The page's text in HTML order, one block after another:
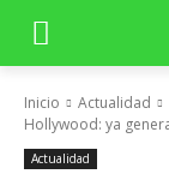
Inicio Actualidad
Hollywood: ya
Actualidad